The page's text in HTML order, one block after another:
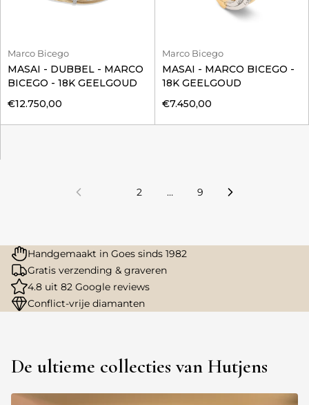
Marco Bicego
MASAI - DUBBEL - MARCO
BICEGO - 18K GEELGOUD
€12.750,00
Marco Bicego
MASAI - MARCO BICEGO -
18K GEELGOUD
€7.450,00
2 … 9
Handgemaakt in Goes sinds 1982
Gratis verzending & graveren
4.8 uit 82 Google reviews
Conflict-vrije diamanten
De ultieme collecties van Hutjens